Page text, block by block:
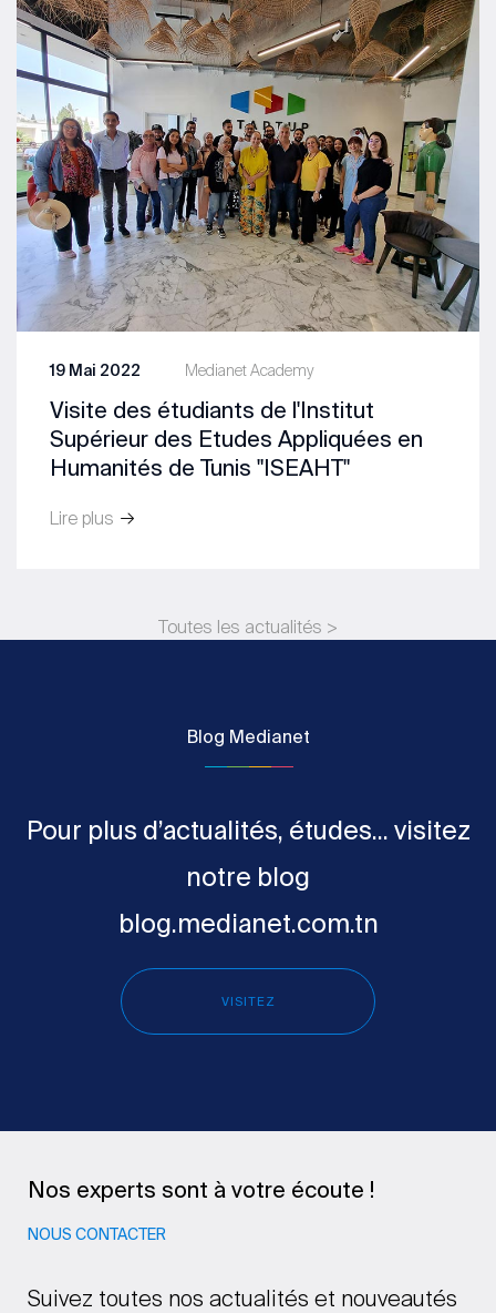
Medianet Academy
19 Mai 2022
Visite des étudiants de l'Institut
Supérieur des Etudes Appliquées en
Humanités de Tunis "ISEAHT"
Lire plus
Toutes les actualités >
Blog Medianet
Pour plus d’actualités, études... visitez
notre blog
blog.medianet.com.tn
VISITEZ
Nos experts sont à votre écoute !
NOUS CONTACTER
Suivez toutes nos actualités et nouveautés